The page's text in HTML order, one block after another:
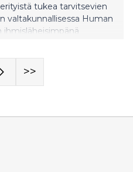
tukea tarvitsevien
valtakunnallisessa Human
ihmisläheisimpänä
saattavat kuitenkin olla
>>